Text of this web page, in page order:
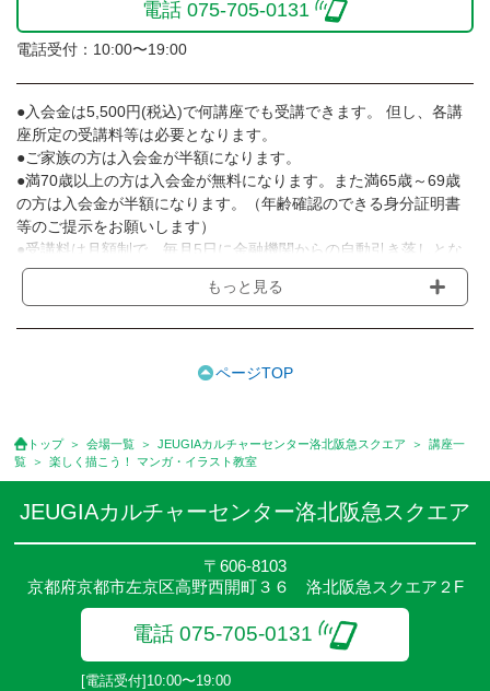
電話 075-705-0131
電話受付：10:00〜19:00
●入会金は5,500円(税込)で何講座でも受講できます。 但し、各講
座所定の受講料等は必要となります。
●ご家族の方は入会金が半額になります。
●満70歳以上の方は入会金が無料になります。また満65歳～69歳
の方は入会金が半額になります。（年齢確認のできる身分証明書
等のご提示をお願いします）
●受講料は月額制で、毎月5日に金融機関からの自動引き落しとな
ります。
※講座によってはお支払い方法が異なる場合がありますのでご確認
ております。また一部の講座では別途傷害保険料も含まれており
●資格認定講座の試験料・認定料などは別途要しますのでお問い合
せください。
●講座は、月4回(週1回),月3回,2回,1回,臨時講座いろいろあります
のでご確認ください。
●参加人数が一定に満たない場合、体験や講座開講を中止または延
●その他、詳しい内容については、ご入会時にご説明をさせていた
だきます。
もっと見る
ページTOP
トップ 会場一覧 JEUGIAカルチャーセンター洛北阪急スクエア
講座一
覧
楽しく描こう！ マンガ・イラスト教室
JEUGIAカルチャーセンター洛北阪急スクエア
〒606-8103
京都府京都市左京区高野西開町３６ 洛北阪急スクエア２F
電話 075-705-0131
[電話受付]10:00〜19:00